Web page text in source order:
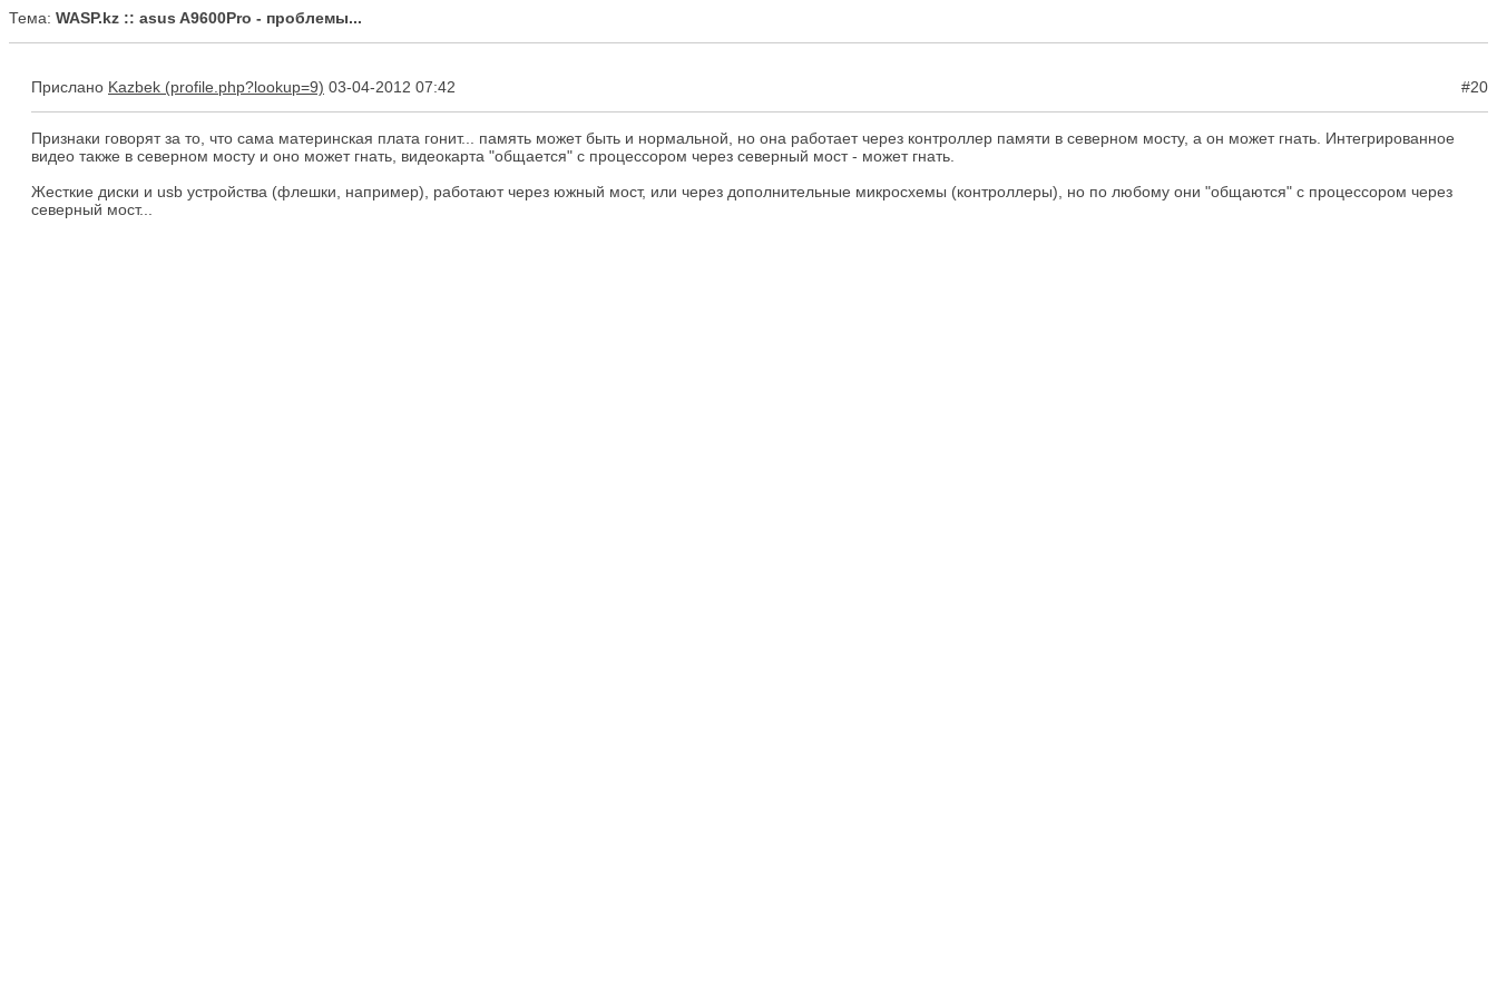
Тема: WASP.kz :: asus A9600Pro - проблемы...
Прислано Kazbek 03-04-2012 07:42 #20
Признаки говорят за то, что сама материнская плата гонит... память может быть и нормальной, но она работает через контроллер памяти в северном мосту, а он может гнать. Интегрированное
видео также в северном мосту и оно может гнать, видеокарта "общается" с процессором через северный мост - может гнать.
Жесткие диски и usb устройства (флешки, например), работают через южный мост, или через дополнительные микросхемы (контроллеры), но по любому они "общаются" с процессором через
северный мост...